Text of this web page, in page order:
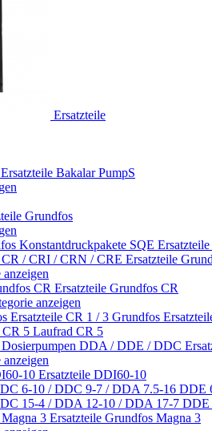
Ersatzteile
Ersatzteile Bakalar PumpS
Grundfos
Ersatzteile
Ersatzteile Grundfos CR
anzeigen
Grundfos
Laufrad CR 5
Ersatzteile DDI60-10
DDE
DDE
Ersatzteile Grundfos Magna 3